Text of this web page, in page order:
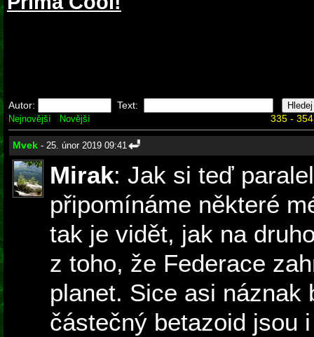
Autor: Text:
Nejnovější Novější 335 -
Mvek - 25. únor 2019 09:41
Mirak: Jak si teď
připomínáme některé
tak je vidět, jak na
z toho, že Federace
planet. Sice asi náznak
částečný betazoid jsou